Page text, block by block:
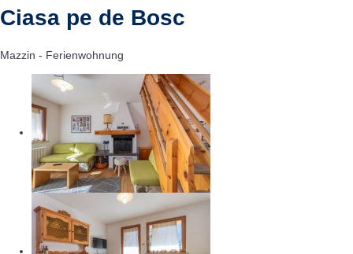
Ciasa pe de Bosc
Mazzin - Ferienwohnung